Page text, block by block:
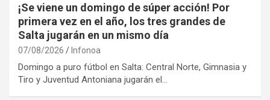
¡Se viene un domingo de súper acción! Por
primera vez en el año, los tres grandes de
Salta jugarán en un mismo día
07/08/2026 Infonoa
Domingo a puro fútbol en Salta: Central Norte, Gimnasia y
Tiro y Juventud Antoniana jugarán el…